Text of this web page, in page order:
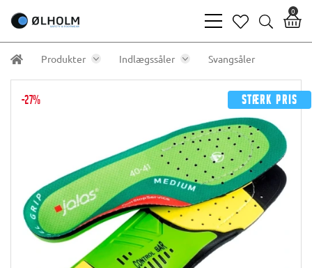
bars
light
heart
search
0
Produkter Indlægssåler Svangsåler
-27% Stærk pris